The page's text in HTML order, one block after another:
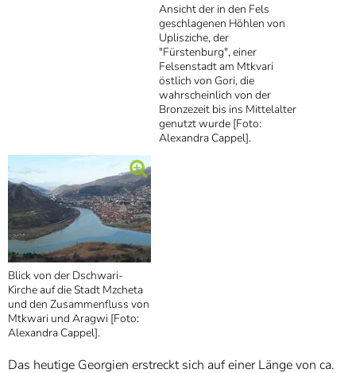
Ansicht der in den Fels
geschlagenen Höhlen von
Uplisziche, der
"Fürstenburg", einer
Felsenstadt am Mtkvari
östlich von Gori, die
wahrscheinlich von der
Bronzezeit bis ins Mittelalter
genutzt wurde [Foto:
Alexandra Cappel].
Blick von der Dschwari-
Kirche auf die Stadt Mzcheta
und den Zusammenfluss von
Mtkwari und Aragwi [Foto:
Alexandra Cappel].
Das heutige Georgien erstreckt sich auf einer Länge von ca.